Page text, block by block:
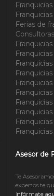
Ferias de
Asesor de
Te
expertos te
Infórmate